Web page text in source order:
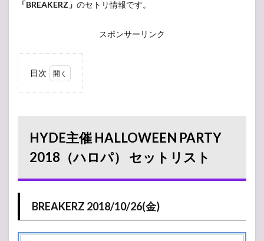
「BREAKERZ」 のセトリ情報です。
スポンサーリンク
目次
2018（ハロ
パ） セットリ
スト
BREAKERZ
1.2
2018/10/28(日)
HYDE主催 HALLOWEEN PARTY
2018（ハロパ） セットリスト
BREAKERZ 2018/10/26(金)